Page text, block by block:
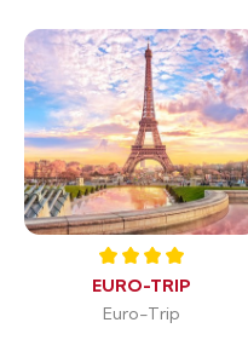
EURO-TRIP
Euro-Trip